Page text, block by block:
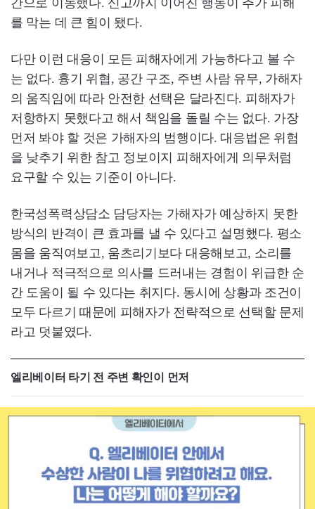
를 막는 데 큰 힘이 됐다.
다만 이런 대응이 모든 피해자에게 가능하다고 볼 수
는 없다. 흉기 위협, 공간 구조, 주변 사람 유무, 가해자
의 움직임에 따라 안전한 선택은 달라진다. 피해자가
저항하지 못했다고 해서 책임을 돌릴 수는 없다. 가장
먼저 봐야 할 것은 가해자의 범행이다. 대응법은 위험
을 낮추기 위한 참고 정보이지 피해자에게 의무처럼
요구할 수 있는 기준이 아니다.
한국성폭력상담소 담당자는 가해자가 예상하지 못한
방식의 반격이 큰 효과를 낼 수 있다고 설명했다. 평소
몸을 움직여보고, 움츠리기보다 대응해보고, 소리를
내거나 적극적으로 의사를 드러내는 경험이 위급한 순
간 도움이 될 수 있다는 취지다. 동시에 상황과 조건이
모두 다르기 때문에 피해자가 전략적으로 선택할 문제
라고 덧붙였다.
엘리베이터 타기 전 주변 확인이 먼저